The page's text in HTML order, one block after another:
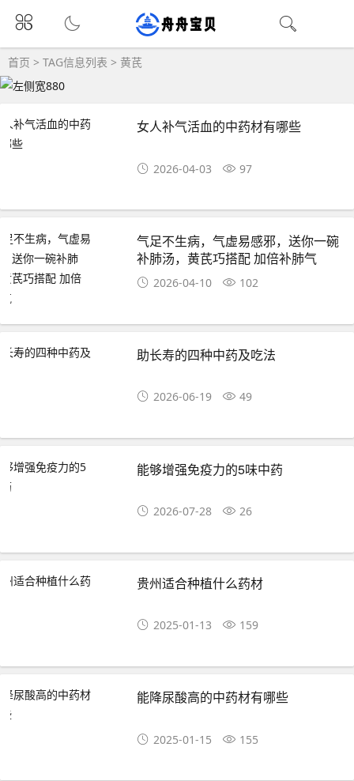
首页 > TAG信息列表 > 黄芪
女人补气活血的中药材有哪些
2026-04-03 97
气足不生病，气虚易感邪，送你一碗
补肺汤，黄芪巧搭配 加倍补肺气
2026-04-10 102
助长寿的四种中药及吃法
2026-06-19 49
能够增强免疫力的5味中药
2026-07-28 26
贵州适合种植什么药材
2025-01-13 159
能降尿酸高的中药材有哪些
2025-01-15 155